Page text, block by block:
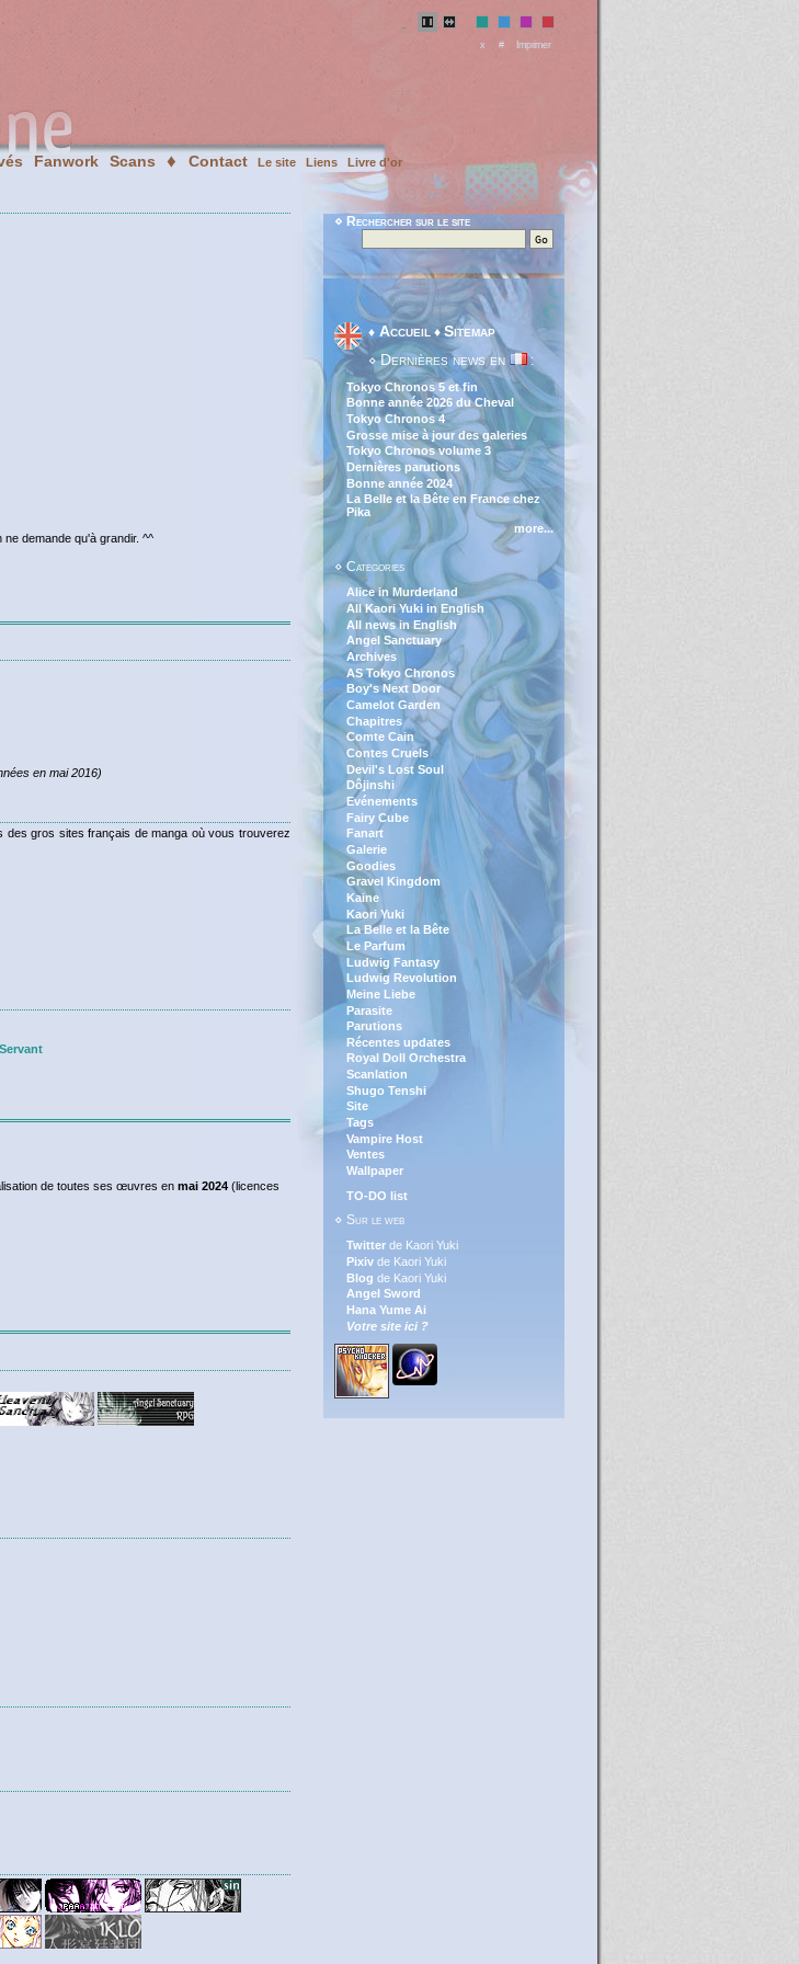
Fanwork Scans ♦ Contact Le site Liens Livre d'or
demande qu'à grandir. ^^
en mai 2016)
gros sites français de manga où vous trouverez
de toutes ses œuvres en mai 2024 (licences
⋄ Rechercher sur le site
♦ Accueil ♦ Sitemap
⋄Dernières news en :
Tokyo Chronos 5 et fin
Bonne année 2026 du Cheval
Tokyo Chronos 4
Grosse mise à jour des galeries
Tokyo Chronos volume 3
Dernières parutions
Bonne année 2024
La Belle et la Bête en France chez
Pika
more...
⋄ Categories
Alice in Murderland
All Kaori Yuki in English
All news in English
Angel Sanctuary
Archives
AS Tokyo Chronos
Boy's Next Door
Camelot Garden
Chapitres
Comte Cain
Contes Cruels
Devil's Lost Soul
Dôjinshi
Evénements
Fairy Cube
Fanart
Galerie
Goodies
Gravel Kingdom
Kaine
Kaori Yuki
La Belle et la Bête
Le Parfum
Ludwig Fantasy
Ludwig Revolution
Meine Liebe
Parasite
Parutions
Récentes updates
Royal Doll Orchestra
Scanlation
Shugo Tenshi
Site
Tags
Vampire Host
Ventes
Wallpaper
TO-DO list
⋄ Sur le web
Twitterde Kaori Yuki
Pixivde Kaori Yuki
Blog de Kaori Yuki
Angel Sword
Hana Yume Ai
Votre site ici ?
x # Imprimer